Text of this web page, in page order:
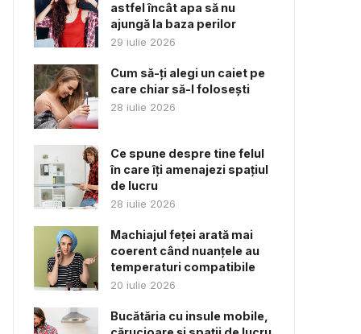
astfel încât apa să nu
ajungă la baza perilor
29 iulie 2026
Cum să-ți alegi un caiet pe
care chiar să-l folosești
28 iulie 2026
Ce spune despre tine felul
în care îți amenajezi spațiul
de lucru
28 iulie 2026
Machiajul feței arată mai
coerent când nuanțele au
temperaturi compatibile
20 iulie 2026
Bucătăria cu insule mobile,